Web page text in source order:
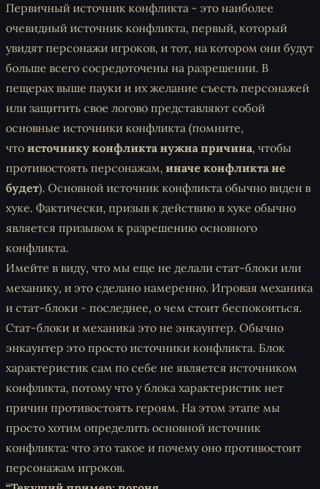
Первичный источник конфликта - это наиболее
очевидный источник конфликта, первый, который
увидят персонажи игроков, и тот, на котором они будут
больше всего сосредоточены на разрешении. В
пещерах выше пауки и их желание съесть персонажей
или защитить свое логово представляют собой
основные источники конфликта (помните,
что источнику конфликта нужна причина, чтобы
противостоять персонажам, иначе конфликта не
будет). Основной источник конфликта обычно виден в
хуке. Фактически, призыв к действию в хуке обычно
является призывом к разрешению основного
конфликта.
Имейте в виду, что мы еще не делали стат-блоки или
механику, и это сделано намеренно. Игровая механика
и стат-блоки - последнее, о чем стоит беспокоиться.
Стат-блоки и механика это не энкаунтер. Обычно
энкаунтер это просто источники конфликта. Блок
характеристик сам по себе не является источником
конфликта, потому что у блока характеристик нет
причин противостоять героям. На этом этапе мы
просто хотим определить основной источник
конфликта: что это такое и почему оно противостоит
персонажам игроков.